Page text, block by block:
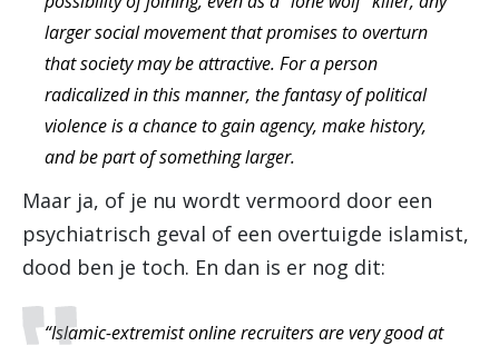
larger social movement that promises to overturn
that society may be attractive. For a person
radicalized in this manner, the fantasy of political
violence is a chance to gain agency, make history,
and be part of something larger.
Maar ja, of je nu wordt vermoord door een
psychiatrisch geval of een overtuigde islamist,
dood ben je toch. En dan is er nog dit:
“Islamic-extremist online recruiters are very good at